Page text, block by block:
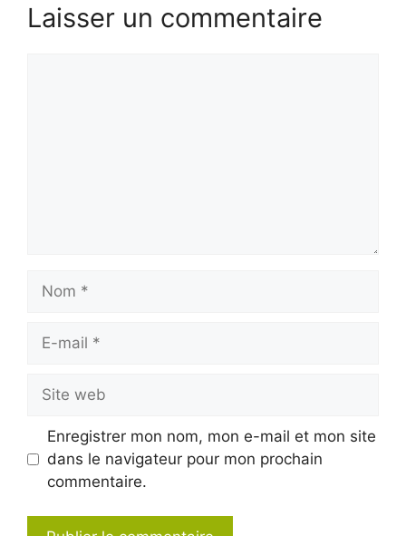
Laisser un commentaire
mail
web
Enregistrer mon nom, mon e-mail et mon site
dans le navigateur pour mon prochain
commentaire.